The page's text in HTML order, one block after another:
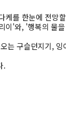
케를 한눈에 전망
이'와, '행복의 물
는 구슬던지기,
.